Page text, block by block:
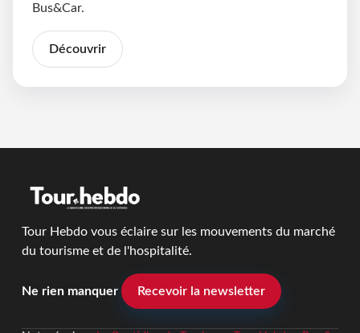
Bus&Car.
Découvrir
Tour Hebdo vous éclaire sur les mouvements du marché
du tourisme et de l'hospitalité.
Ne rien manquer Recevoir la newsletter